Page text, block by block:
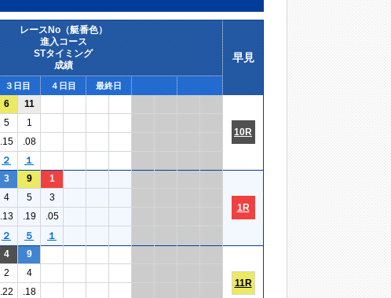
レースNo（艇番色）
進入コース
STタイミング
成績
早見
３日目 ４日目 最終日
6 11
10R
5
1
.15
.08
２ １
3 9 1
1R
4 5
3
.13 .19
.05
２ ５ １
4 9
11R
2
4
.22
.18